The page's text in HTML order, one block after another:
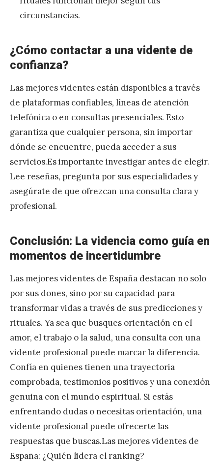
circunstancias.
¿Cómo contactar a una vidente de
confianza?
Las mejores videntes están disponibles a través
de plataformas confiables, líneas de atención
telefónica o en consultas presenciales. Esto
garantiza que cualquier persona, sin importar
dónde se encuentre, pueda acceder a sus
servicios.Es importante investigar antes de elegir.
Lee reseñas, pregunta por sus especialidades y
asegúrate de que ofrezcan una consulta clara y
profesional.
Conclusión: La videncia como guía en
momentos de incertidumbre
Las mejores videntes de España destacan no solo
por sus dones, sino por su capacidad para
transformar vidas a través de sus predicciones y
rituales. Ya sea que busques orientación en el
amor, el trabajo o la salud, una consulta con una
vidente profesional puede marcar la diferencia.
Confía en quienes tienen una trayectoria
comprobada, testimonios positivos y una conexión
genuina con el mundo espiritual. Si estás
enfrentando dudas o necesitas orientación, una
vidente profesional puede ofrecerte las
respuestas que buscas.Las mejores videntes de
España: ¿Quién lidera el ranking?